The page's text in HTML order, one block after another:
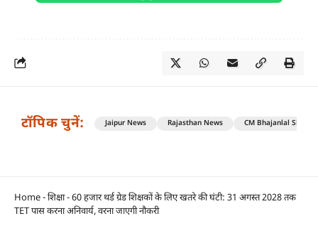
टॉपिक चुनें: Jaipur News Rajasthan News CM Bhajanlal
Home-शिक्षा-60 हजार थर्ड ग्रेड शिक्षकों के लिए खतरे की घंटी: 31 अगस्त 2028 तक
TET पास करना अनिवार्य, वरना जाएगी नौकरी